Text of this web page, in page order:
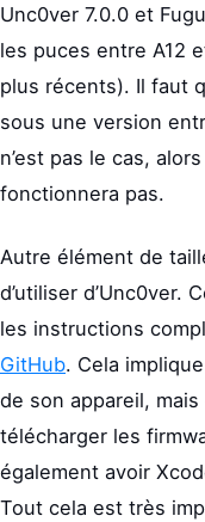
Unc0ver 7.0.0 et
les puces entre A12
plus récents). Il faut
sous une version
n’est pas le cas,
fonctionnera pas.
Autre élément de
d’utiliser d’Unc0ver.
les instructions
GitHub. Cela
de son appareil,
télécharger les
également avoir
Tout cela est très